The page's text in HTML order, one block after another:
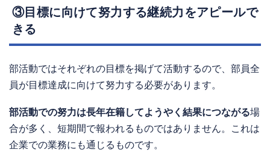
③目標に向けて努力する継続力をアピールで
きる
部活動ではそれぞれの目標を掲げて活動するので、部員全
員が目標達成に向けて努力する必要があります。
部活動での努力は長年在籍してようやく結果につながる場
合が多く、短期間で報われるものではありません。これは
企業での業務にも通じるものです。